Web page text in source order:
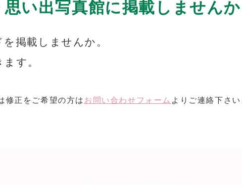
思い出写真館に掲載しません
掲載しませんか。
す。
修正をご希望の方は お問い合わせフォーム よりご連絡下さ